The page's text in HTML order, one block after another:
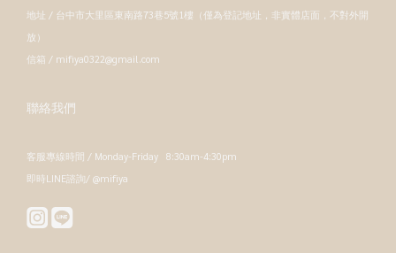
地址 / 台中市大里區東南路73巷5號1樓（僅為登記地址，非實體店面，不對外開
放）
信箱 / mifiya0322@gmail.com
聯絡我們
客服專線時間 / Monday-Friday 8:30am-4:30pm
即時LINE諮詢/ @mifiya